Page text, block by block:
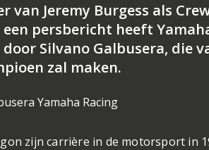
van Jeremy Burgess als
een persbericht heeft
Silvano Galbusera, die
zal maken.
zijn carrière in de motorsport in